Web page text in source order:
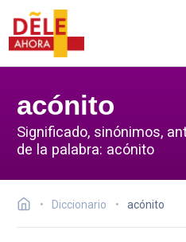
acónito
Significado, sinónimos,
de la palabra: acónito
Diccionario acónito